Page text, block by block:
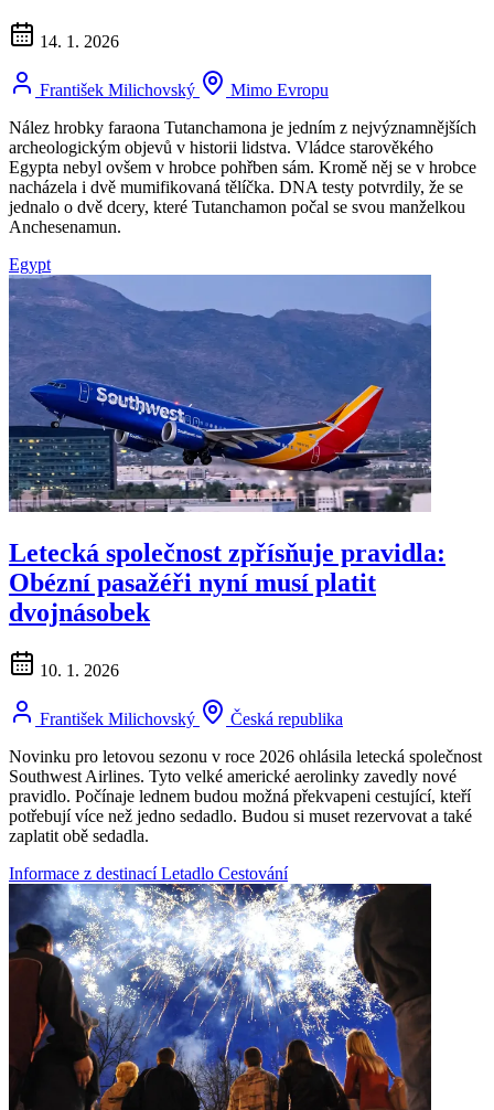
14. 1. 2026
František Milichovský
Mimo Evropu
Nález hrobky faraona Tutanchamona je jedním z nejvýznamnějších
archeologickým objevů v historii lidstva. Vládce starověkého
Egypta nebyl ovšem v hrobce pohřben sám. Kromě něj se v hrobce
nacházela i dvě mumifikovaná tělíčka. DNA testy potvrdily, že se
jednalo o dvě dcery, které Tutanchamon počal se svou manželkou
Anchesenamun.
Egypt
Letecká společnost zpřísňuje pravidla:
Obézní pasažéři nyní musí platit
dvojnásobek
10. 1. 2026
František Milichovský
Česká republika
Novinku pro letovou sezonu v roce 2026 ohlásila letecká společnost
Southwest Airlines. Tyto velké americké aerolinky zavedly nové
pravidlo. Počínaje lednem budou možná překvapeni cestující, kteří
potřebují více než jedno sedadlo. Budou si muset rezervovat a také
zaplatit obě sedadla.
Informace z destinací Letadlo Cestování